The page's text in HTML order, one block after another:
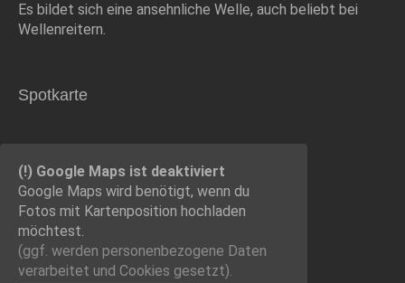
Es bildet sich eine ansehnliche Welle, auch beliebt bei
Wellenreitern.
Spotkarte
(!) Google Maps ist deaktiviert
Google Maps wird benötigt, wenn du
Fotos mit Kartenposition hochladen
möchtest.
(ggf. werden personen­bezogene Daten
verarbeitet und Cookies gesetzt).